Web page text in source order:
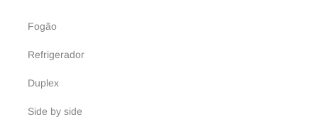
Fogão
Refrigerador
Duplex
Side by side